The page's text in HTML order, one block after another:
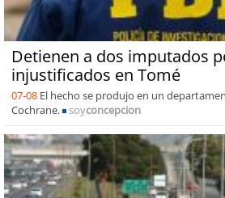
Detienen a dos imputados
injustificados en Tomé
07-08 El hecho se produjo en un
Cochrane.
soyconcepcion